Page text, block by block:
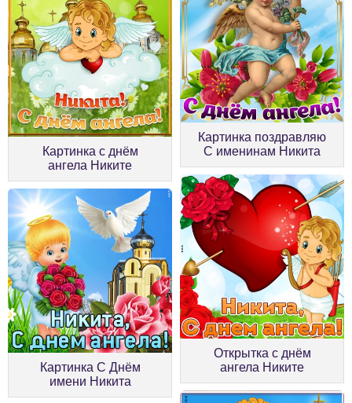
Картинка с днём
ангела Никите
Картинка поздравляю
С именинам Никита
Картинка С Днём
имени Никита
Открытка с днём
ангела Никите